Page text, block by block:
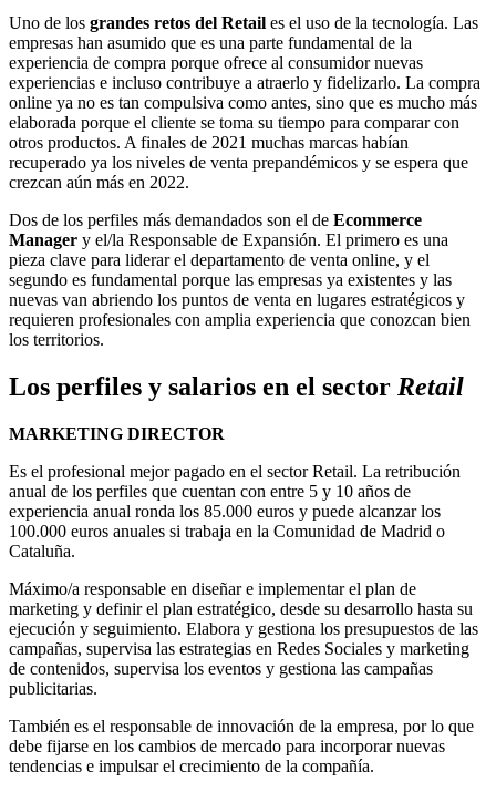
Uno de los grandes retos del Retail es el uso de la tecnología. Las
empresas han asumido que es una parte fundamental de la
experiencia de compra porque ofrece al consumidor nuevas
experiencias e incluso contribuye a atraerlo y fidelizarlo. La compra
online ya no es tan compulsiva como antes, sino que es mucho más
elaborada porque el cliente se toma su tiempo para comparar con
otros productos. A finales de 2021 muchas marcas habían
recuperado ya los niveles de venta prepandémicos y se espera que
crezcan aún más en 2022.
Dos de los perfiles más demandados son el de Ecommerce
Manager y el/la Responsable de Expansión. El primero es una
pieza clave para liderar el departamento de venta online, y el
segundo es fundamental porque las empresas ya existentes y las
nuevas van abriendo los puntos de venta en lugares estratégicos y
requieren profesionales con amplia experiencia que conozcan bien
los territorios.
Los perfiles y salarios en el sector Retail
MARKETING DIRECTOR
Es el profesional mejor pagado en el sector Retail. La retribución
anual de los perfiles que cuentan con entre 5 y 10 años de
experiencia anual ronda los 85.000 euros y puede alcanzar los
100.000 euros anuales si trabaja en la Comunidad de Madrid o
Cataluña.
Máximo/a responsable en diseñar e implementar el plan de
marketing y definir el plan estratégico, desde su desarrollo hasta su
ejecución y seguimiento. Elabora y gestiona los presupuestos de las
campañas, supervisa las estrategias en Redes Sociales y marketing
de contenidos, supervisa los eventos y gestiona las campañas
publicitarias.
También es el responsable de innovación de la empresa, por lo que
debe fijarse en los cambios de mercado para incorporar nuevas
tendencias e impulsar el crecimiento de la compañía.